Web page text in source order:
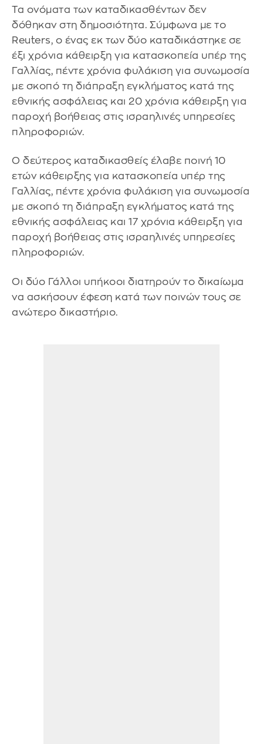
Τα ονόματα των καταδικασθέντων δεν
δόθηκαν στη δημοσιότητα. Σύμφωνα με το
Reuters, ο ένας εκ των δύο καταδικάστηκε σε
έξι χρόνια κάθειρξη για κατασκοπεία υπέρ της
Γαλλίας, πέντε χρόνια φυλάκιση για συνωμοσία
με σκοπό τη διάπραξη εγκλήματος κατά της
εθνικής ασφάλειας και 20 χρόνια κάθειρξη για
παροχή βοήθειας στις ισραηλινές υπηρεσίες
πληροφοριών.
Ο δεύτερος καταδικασθείς έλαβε ποινή 10
ετών κάθειρξης για κατασκοπεία υπέρ της
Γαλλίας, πέντε χρόνια φυλάκιση για συνωμοσία
με σκοπό τη διάπραξη εγκλήματος κατά της
εθνικής ασφάλειας και 17 χρόνια κάθειρξη για
παροχή βοήθειας στις ισραηλινές υπηρεσίες
πληροφοριών.
Οι δύο Γάλλοι υπήκοοι διατηρούν το δικαίωμα
να ασκήσουν έφεση κατά των ποινών τους σε
ανώτερο δικαστήριο.